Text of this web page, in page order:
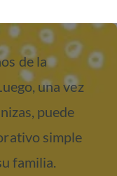
de la
una vez
puede
simple
familia.